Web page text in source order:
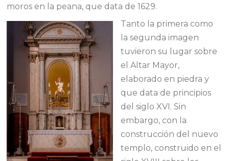
moros en la peana, que data de 1629.
Tanto la primera como
la segunda imagen
tuvieron su lugar sobre
el Altar Mayor,
elaborado en piedra y
que data de principios
del siglo XVI. Sin
embargo, con la
construcción del nuevo
templo, construido en el